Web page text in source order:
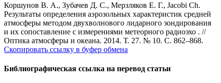
Коршунов В. А., Зубачев Д. С., Мерзляков Е. Г., Jacobi Ch.
Результаты определения аэрозольных характеристик средней
атмосферы методом двухволнового лидарного зондирования
и их сопоставление с измерениями метеорного радиоэхо . //
Оптика атмосферы и океана. 2014. Т. 27. № 10. С. 862–868.
Скопировать ссылку в буфер обмена
Библиографическая ссылка на перевод статьи